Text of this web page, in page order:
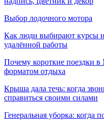
Выбор лодочного мотора
Как люди выбирают курсы
удалённой работы
Почему короткие поездки
форматом отдыха
Крыша дала течь: когда
справиться своими силами
Генеральная уборка: когда